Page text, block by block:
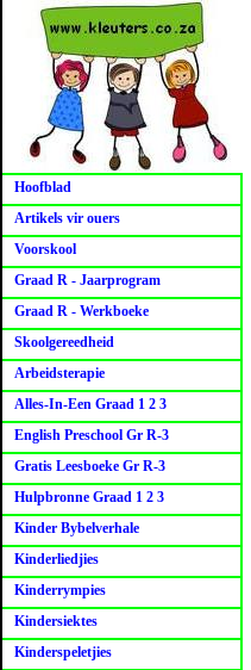
Hoofblad
Artikels vir ouers
Voorskool
Graad R - Jaarprogram
Graad R - Werkboeke
Skoolgereedheid
Arbeidsterapie
Alles-In-Een Graad 1 2 3
English Preschool Gr R-3
Gratis Leesboeke Gr R-3
Hulpbronne Graad 1 2 3
Kinder Bybelverhale
Kinderliedjies
Kinderrympies
Kindersiektes
Kinderspeletjies